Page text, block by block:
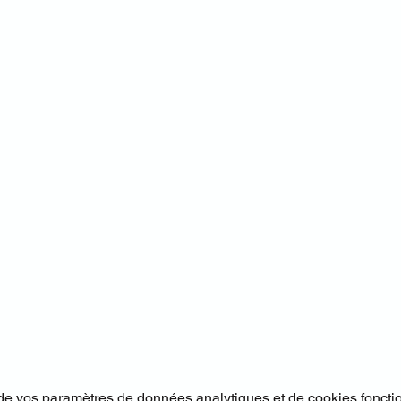
vos paramètres de données analytiques et de cookies